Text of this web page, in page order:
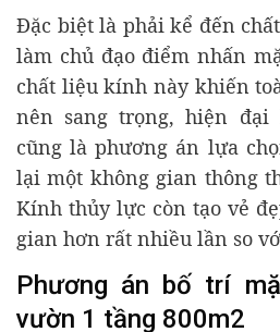
Đặc biệt là phải kể đến
làm chủ đạo điểm nhấn
chất liệu kính này khiến
nên sang trọng, hiện
cũng là phương án lựa
lại một không gian thông
Kính thủy lực còn tạo vẻ
gian hơn rất nhiều lần so
Phương án bố trí
vườn 1 tầng 800m2